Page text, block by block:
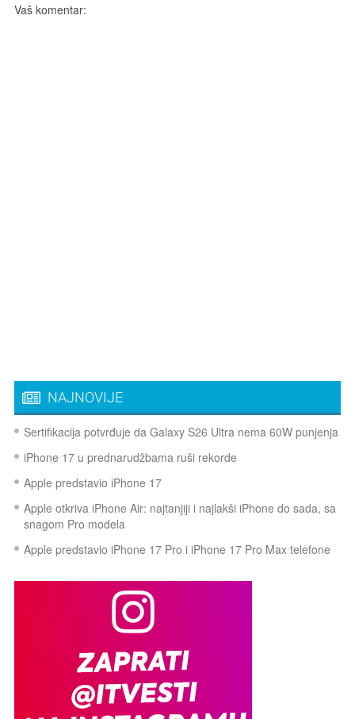
Vaš komentar:
NAJNOVIJE
Sertifikacija potvrđuje da Galaxy S26 Ultra nema 60W punjenja
iPhone 17 u prednarudžbama ruši rekorde
Apple predstavio iPhone 17
Apple otkriva iPhone Air: najtanjiji i najlakši iPhone do sada, sa
snagom Pro modela
Apple predstavio iPhone 17 Pro i iPhone 17 Pro Max telefone